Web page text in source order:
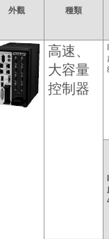
外觀 種類
高速、
大容量
控制器